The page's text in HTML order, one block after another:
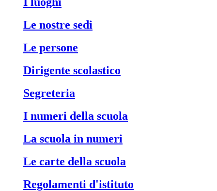
le nostre sedi
le persone
dirigente scolastico
segreteria
i numeri della scuola
la scuola in numeri
le carte della scuola
regolamenti d'istituto